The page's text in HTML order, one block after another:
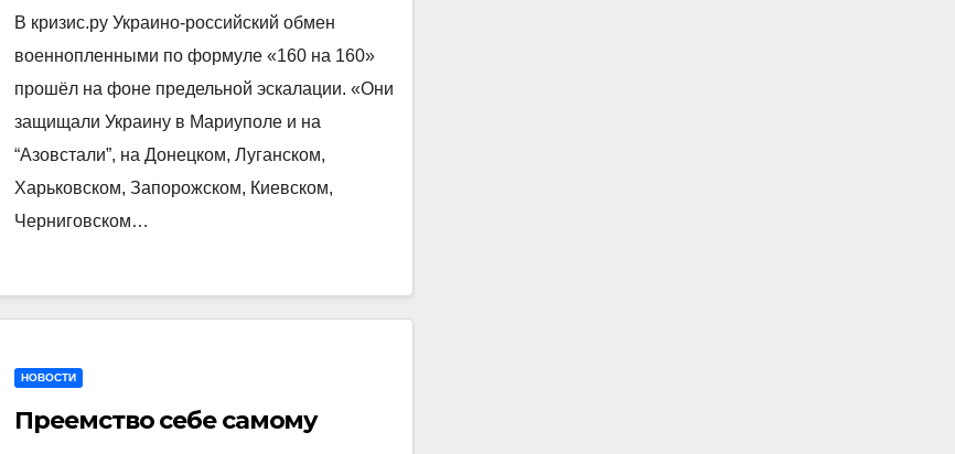
В кризис.ру Украино-российский обмен
военнопленными по формуле «160 на 160»
прошёл на фоне предельной эскалации. «Они
защищали Украину в Мариуполе и на
“Азовстали”, на Донецком, Луганском,
Харьковском, Запорожском, Киевском,
Черниговском…
НОВОСТИ
Преемство себе самому